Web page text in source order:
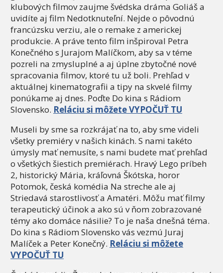
klubových filmov zaujme švédska dráma Goliáš a
uvidíte aj film Nedotknuteľní. Nejde o pôvodnú
francúzsku verziu, ale o remake z americkej
produkcie. A práve tento film inšpiroval Petra
Konečného s Jurajom Malíčkom, aby sa v téme
pozreli na zmysluplné a aj úplne zbytočné nové
spracovania filmov, ktoré tu už boli. Prehľad v
aktuálnej kinematografii a tipy na skvelé filmy
ponúkame aj dnes. Poďte Do kina s Rádiom
Slovensko. Reláciu si môžete VYPOČUŤ TU
Museli by sme sa rozkrájať na to, aby sme videli
všetky premiéry v našich kinách. S nami takéto
úmysly mať nemusíte, s nami budete mať prehľad
o všetkých šiestich premiérach. Hravý Lego príbeh
2, historický Mária, kráľovná Škótska, horor
Potomok, česká komédia Na streche ale aj
Striedavá starostlivosť a Amatéri. Môžu mať filmy
terapeutický účinok a ako sú v ňom zobrazované
témy ako domáce násilie? To je naša dnešná téma.
Do kina s Rádiom Slovensko vás vezmú Juraj
Malíček a Peter Konečný. Reláciu si môžete
VYPOČUŤ TU